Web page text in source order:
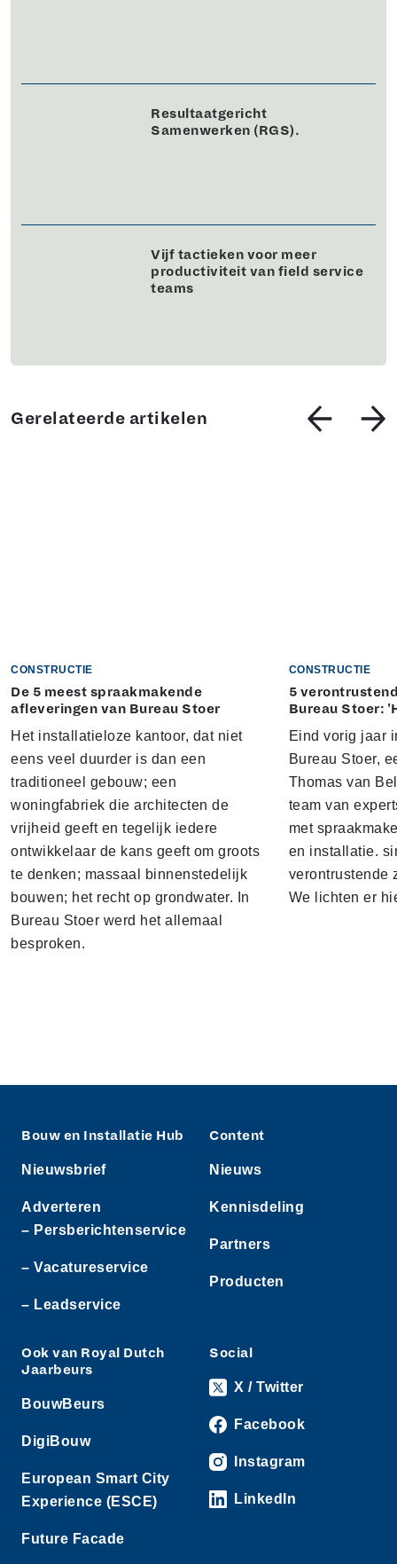
Resultaatgericht
Samenwerken (RGS).
Vijf tactieken voor meer
productiviteit van field service
teams
Gerelateerde artikelen
CONSTRUCTIE
De 5 meest spraakmakende
afleveringen van Bureau Stoer
Het installatieloze kantoor, dat niet
eens veel duurder is dan een
traditioneel gebouw; een
woningfabriek die architecten de
vrijheid geeft en tegelijk iedere
ontwikkelaar de kans geeft om groots
te denken; massaal binnenstedelijk
bouwen; het recht op grondwater. In
Bureau Stoer werd het allemaal
besproken.
CONSTRUCTIE
5
Bureau Stoer:
Eind vorig jaar
Bureau Stoer,
Thomas van
team van
met
en installatie.
verontrustende
We lichten er
Bouw en Installatie Hub
Nieuwsbrief
Adverteren
– Persberichtenservice
– Vacatureservice
– Leadservice
Content
Nieuws
Kennisdeling
Partners
Producten
Ook van Royal Dutch
Jaarbeurs
BouwBeurs
DigiBouw
European Smart City
Experience (ESCE)
Future Facade
Social
X / Twitter
Facebook
Instagram
LinkedIn